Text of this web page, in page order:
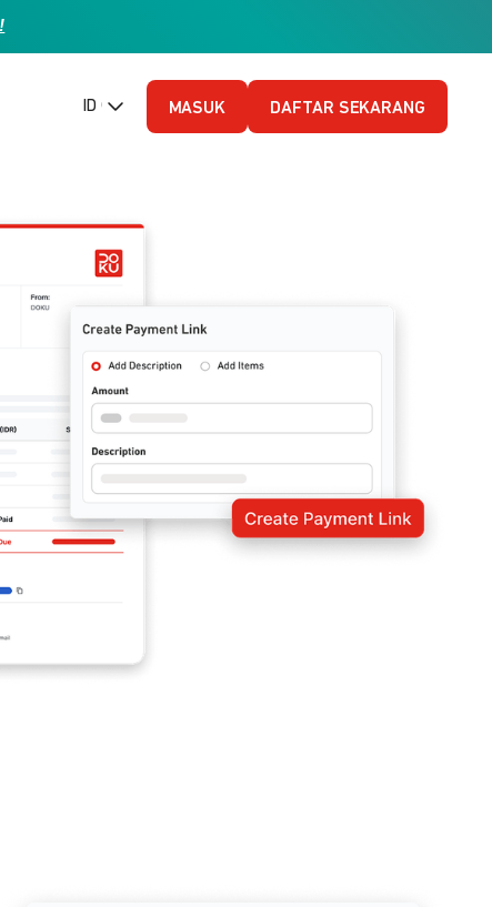
ID (Bahasa Indonesia)
MASUK DAFTAR SEKARANG